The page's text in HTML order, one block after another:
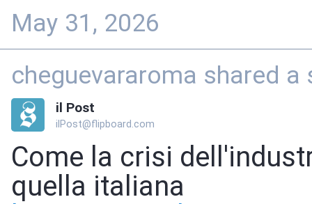
May 31, 2026
cheguevararoma shared
il Post
ilPost@flipboard.com
Come la crisi
quella italiana